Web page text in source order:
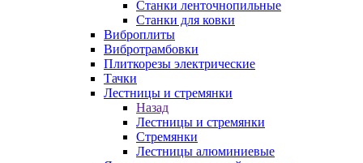
Станки ленточнопильные
Станки для ковки
Виброплиты
Вибротрамбовки
Плиткорезы электрические
Тачки
Лестницы и стремянки
Назад
Лестницы и стремянки
Стремянки
Лестницы алюминиевые